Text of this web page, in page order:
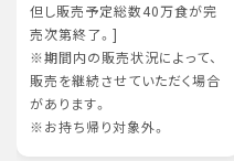
但し販売予定総数40万食が完
売次第終了。]
※期間内の販売状況によって、
販売を継続させていただく場合
があります。
※お持ち帰り対象外。